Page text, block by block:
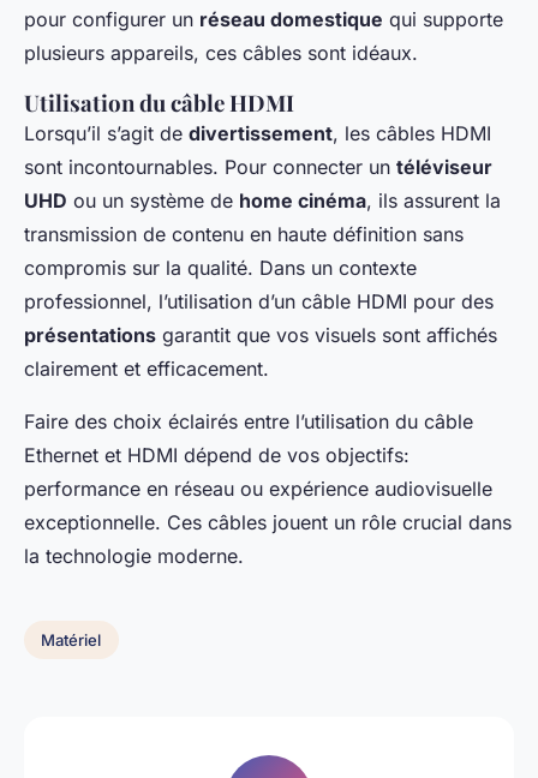
pour configurer un réseau domestique qui supporte
plusieurs appareils, ces câbles sont idéaux.
Utilisation du câble HDMI
Lorsqu’il s’agit de divertissement, les câbles HDMI
sont incontournables. Pour connecter un téléviseur
UHD ou un système de home cinéma, ils assurent la
transmission de contenu en haute définition sans
compromis sur la qualité. Dans un contexte
professionnel, l’utilisation d’un câble HDMI pour des
présentations garantit que vos visuels sont affichés
clairement et efficacement.
Faire des choix éclairés entre l’utilisation du câble
Ethernet et HDMI dépend de vos objectifs:
performance en réseau ou expérience audiovisuelle
exceptionnelle. Ces câbles jouent un rôle crucial dans
la technologie moderne.
Matériel